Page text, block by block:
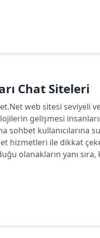
Chat Siteleri
web sitesi seviyeli
gelişmesi
sohbet kullanıcılarına
hizmetleri ile dikkat
olanakların yanı